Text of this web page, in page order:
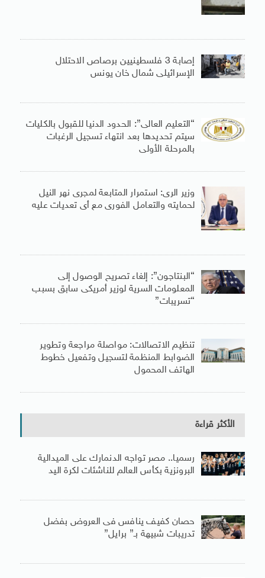
إصابة 3 فلسطينيين برصاص الاحتلال
الإسرائيلى شمال خان يونس
“التعليم العالى”: الحدود الدنيا للقبول بالكليات
سيتم تحديدها بعد انتهاء تسجيل الرغبات
بالمرحلة الأولى
وزير الرى: استمرار المتابعة لمجرى نهر النيل
لحمايته والتعامل الفورى مع أى تعديات عليه
“البنتاجون”: إلغاء تصريح الوصول إلى
المعلومات السرية لوزير أمريكى سابق بسبب
“تسريبات”
تنظيم الاتصالات: مواصلة مراجعة وتطوير
الضوابط المنظمة لتسجيل وتفعيل خطوط
الهاتف المحمول
الأكثر قراءة
رسميا.. مصر تواجه الدنمارك على الميدالية
البرونزية بكأس العالم للناشئات لكرة اليد
حصان كفيف ينافس فى العروض بفضل
تدريبات شبيهة بـ” برايل”